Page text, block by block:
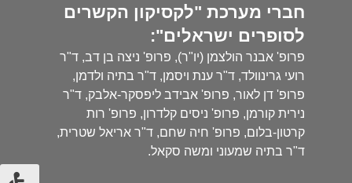
חברי מערכת "לקסיקון הקשרים
לסופרים ישראלים":
פרופ' אבנר הולצמן (יו"ר), פרופ' ניצה בן דב, ד"ר
רועי גרינוולד, ד"ר ענת ויסמן, ד"ר בתיה ולדמן,
פרופ' דן לאור, פרופ' אבידב ליפסקר-אלבק, ד"ר
נירית קורמן, פרופ' ניסים קלדרון, פרופ' רות
קרטון-בלום, פרופ' חיה שחם, ד"ר אריאל שטרית,
ד"ר בתיה שמעוני ומשה סקאל.